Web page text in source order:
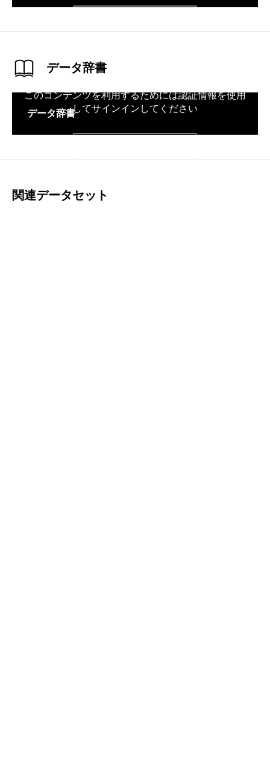
データ辞書
データ辞書
このコンテンツを利用するためには認証情報を使用
してサインインしてください
関連データセット